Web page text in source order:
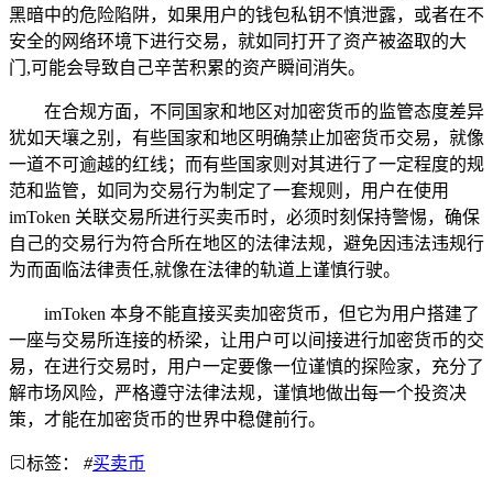
黑暗中的危险陷阱，如果用户的钱包私钥不慎泄露，或者在不
安全的网络环境下进行交易，就如同打开了资产被盗取的大
门,可能会导致自己辛苦积累的资产瞬间消失。
在合规方面，不同国家和地区对加密货币的监管态度差异
犹如天壤之别，有些国家和地区明确禁止加密货币交易，就像
一道不可逾越的红线；而有些国家则对其进行了一定程度的规
范和监管，如同为交易行为制定了一套规则，用户在使用
imToken 关联交易所进行买卖币时，必须时刻保持警惕，确保
自己的交易行为符合所在地区的法律法规，避免因违法违规行
为而面临法律责任,就像在法律的轨道上谨慎行驶。
imToken 本身不能直接买卖加密货币，但它为用户搭建了
一座与交易所连接的桥梁，让用户可以间接进行加密货币的交
易，在进行交易时，用户一定要像一位谨慎的探险家，充分了
解市场风险，严格遵守法律法规，谨慎地做出每一个投资决
策，才能在加密货币的世界中稳健前行。
标签： #买卖币